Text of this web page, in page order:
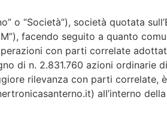
o “Società”), società quotata
facendo seguito a quanto
con parti correlate
di n. 2.831.760 azioni ordinarie
rilevanza con parti correlate,
all’interno